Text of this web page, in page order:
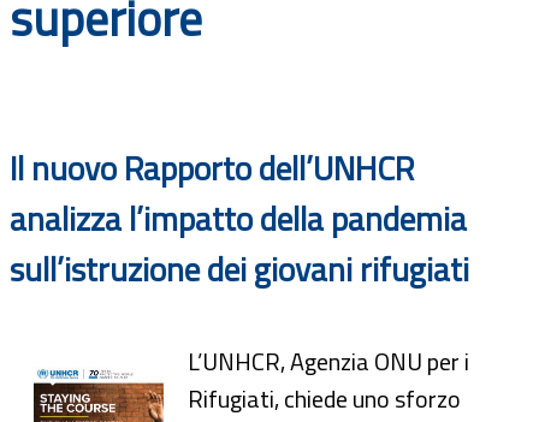
superiore
Il nuovo Rapporto dell’UNHCR
analizza l’impatto della pandemia
sull’istruzione dei giovani rifugiati
L’UNHCR, Agenzia ONU per i
Rifugiati, chiede uno sforzo